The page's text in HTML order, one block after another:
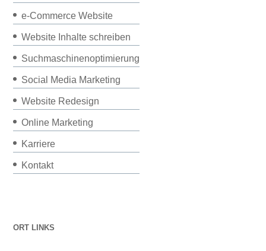
e-Commerce Website
Website Inhalte schreiben
Suchmaschinenoptimierung
Social Media Marketing
Website Redesign
Online Marketing
Karriere
Kontakt
ORT LINKS